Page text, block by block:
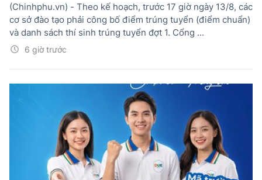
6 giờ trước
(Chinhphu.vn) - Theo kế hoạch, trước 17 giờ ngày 13/8, các
cơ sở đào tạo phải công bố điểm trúng tuyển (điểm chuẩn)
và danh sách thí sinh trúng tuyển đợt 1. Cổng ...